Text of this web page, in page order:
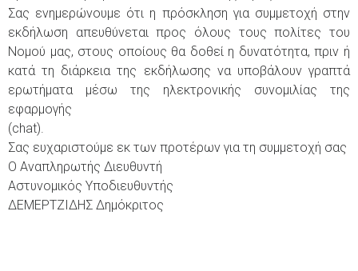
Σας ενημερώνουμε ότι η πρόσκληση για συμμετοχή στην
εκδήλωση απευθύνεται προς όλους τους πολίτες του
Νομού μας, στους οποίους θα δοθεί η δυνατότητα, πριν ή
κατά τη διάρκεια της εκδήλωσης να υποβάλουν γραπτά
ερωτήματα μέσω της ηλεκτρονικής συνομιλίας της
εφαρμογής
(chat).
Σας ευχαριστούμε εκ των προτέρων για τη συμμετοχή σας
Ο Αναπληρωτής Διευθυντή
Αστυνομικός Υποδιευθυντής
ΔΕΜΕΡΤΖΙΔΗΣ Δημόκριτος